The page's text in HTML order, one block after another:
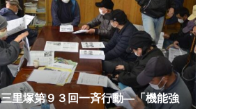
三里塚第９３回一斉行動―「機能強